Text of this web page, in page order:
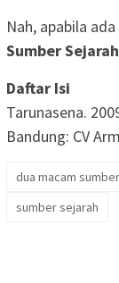
Nah, apabila
Sumber Sejarah
Daftar Isi
Tarunasena.
Bandung: CV
dua macam
sumber sejarah